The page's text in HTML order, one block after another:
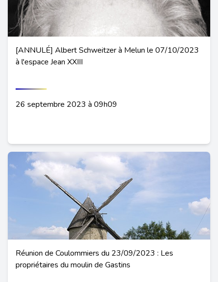
[ANNULÉ] Albert Schweitzer à Melun le 07/10/2023
à l'espace Jean XXIII
26 septembre 2023 à 09h09
Réunion de Coulommiers du 23/09/2023 : Les
propriétaires du moulin de Gastins